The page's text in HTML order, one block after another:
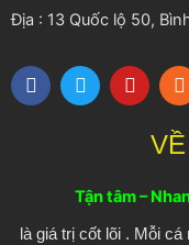
Địa : 13 Quốc lộ 50,
F
a
T
w
r
Y
o
e
s
Tận tâm –
là giá trị cốt lõi . Mỗi